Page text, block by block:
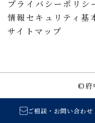
プライバシーポリシ
情報セキュリティ基
サイトマップ
©︎府
ご相談 ・ お問い合わせ